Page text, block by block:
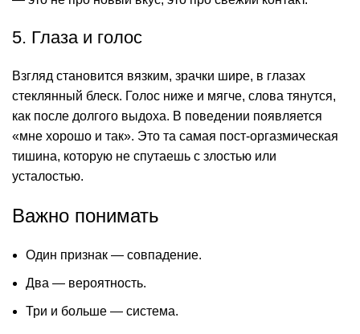
5. Глаза и голос
Взгляд становится вязким, зрачки шире, в глазах
стеклянный блеск. Голос ниже и мягче, слова тянутся,
как после долгого выдоха. В поведении появляется
«мне хорошо и так». Это та самая пост-оргазмическая
тишина, которую не спутаешь с злостью или
усталостью.
Важно понимать
Один признак — совпадение.
Два — вероятность.
Три и больше — система.